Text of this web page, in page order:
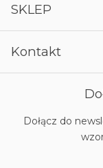
SKLEP
Kontakt
Dołącz do